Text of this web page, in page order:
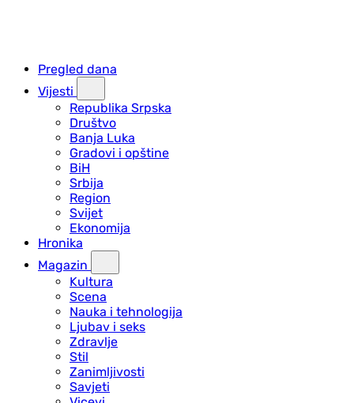
Pregled dana
Vijesti
Republika Srpska
Društvo
Banja Luka
Gradovi i opštine
BiH
Srbija
Region
Svijet
Ekonomija
Hronika
Magazin
Kultura
Scena
Nauka i tehnologija
Ljubav i seks
Zdravlje
Stil
Zanimljivosti
Savjeti